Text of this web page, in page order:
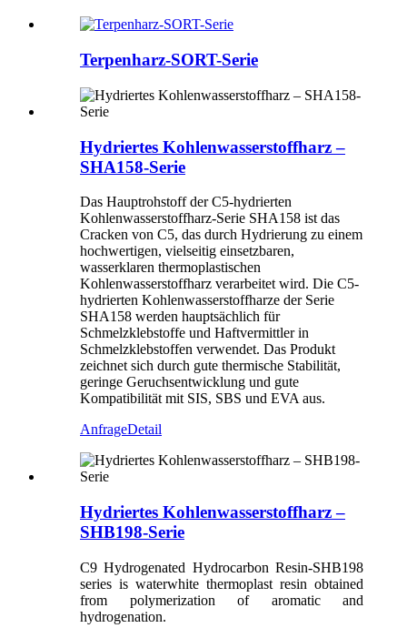
Terpenharz-SORT-Serie
Hydriertes Kohlenwasserstoffharz –
SHA158-Serie
Das Hauptrohstoff der C5-hydrierten
Kohlenwasserstoffharz-Serie SHA158 ist das
Cracken von C5, das durch Hydrierung zu einem
hochwertigen, vielseitig einsetzbaren,
wasserklaren thermoplastischen
Kohlenwasserstoffharz verarbeitet wird. Die C5-
hydrierten Kohlenwasserstoffharze der Serie
SHA158 werden hauptsächlich für
Schmelzklebstoffe und Haftvermittler in
Schmelzklebstoffen verwendet. Das Produkt
zeichnet sich durch gute thermische Stabilität,
geringe Geruchsentwicklung und gute
Kompatibilität mit SIS, SBS und EVA aus.
AnfrageDetail
Hydriertes Kohlenwasserstoffharz –
SHB198-Serie
C9 Hydrogenated Hydrocarbon Resin-SHB198
series is waterwhite thermoplast resin obtained
from polymerization of aromatic and
hydrogenation.